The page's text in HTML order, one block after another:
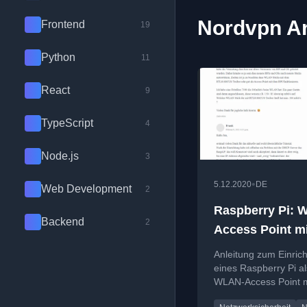
Frontend 19
Python 11
React 9
TypeScript 4
Node.js 3
Web Development 2
Backend 2
Nordvpn
5.12.2020• DE
Raspberry Pi:
Access Point
NordVPN (VPN
Router)
Anleitung zum
eines Raspberry Pi
WLAN-Access Point